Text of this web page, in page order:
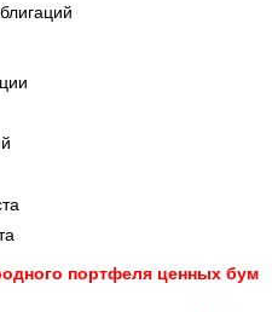
портфеля ценных бум